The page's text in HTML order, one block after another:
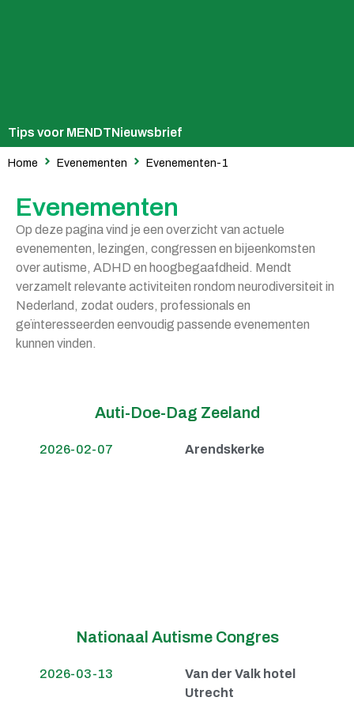
Tips voor MENDTNieuwsbrief
Home Evenementen Evenementen-1
Evenementen
Op deze pagina vind je een overzicht van actuele
evenementen, lezingen, congressen en bijeenkomsten
over autisme, ADHD en hoogbegaafdheid. Mendt
verzamelt relevante activiteiten rondom neurodiversiteit in
Nederland, zodat ouders, professionals en
geïnteresseerden eenvoudig passende evenementen
kunnen vinden.
Auti-Doe-Dag Zeeland
2026-02-07 Arendskerke
Nationaal Autisme Congres
2026-03-13
Van der Valk hotel
Utrecht